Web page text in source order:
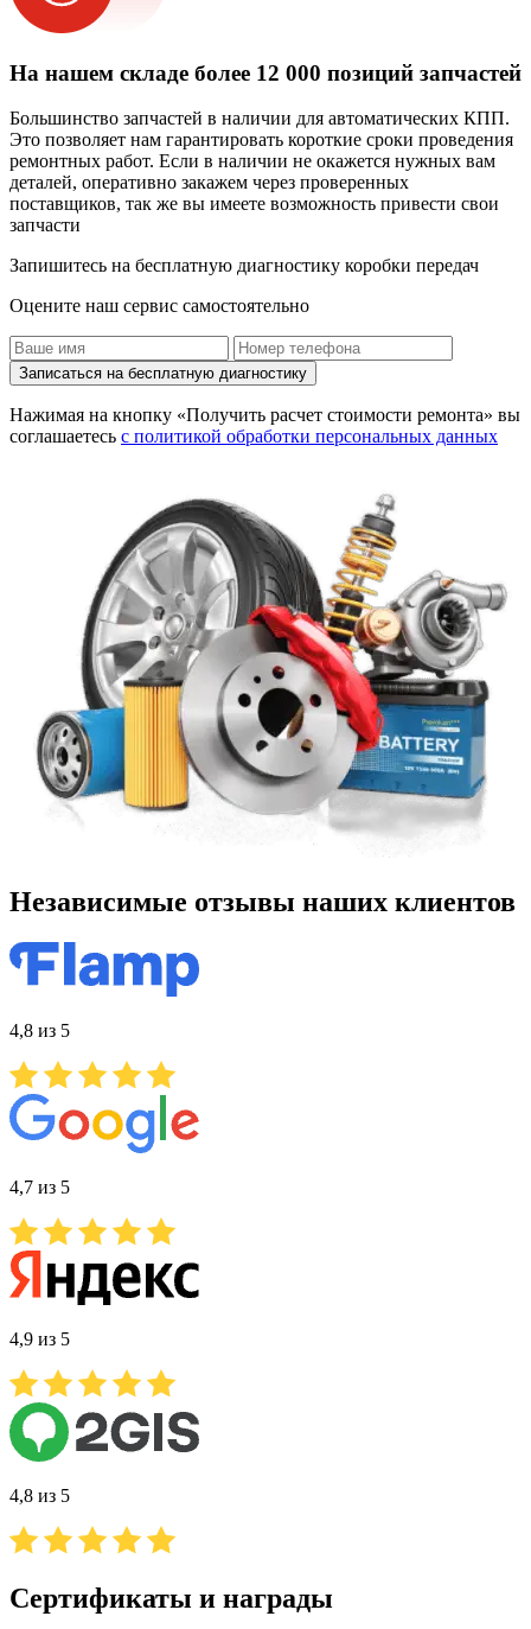
На нашем складе более 12 000 позиций запчастей
Большинство запчастей в наличии для автоматических КПП.
Это позволяет нам гарантировать короткие сроки проведения
ремонтных работ. Если в наличии не окажется нужных вам
деталей, оперативно закажем через проверенных
поставщиков, так же вы имеете возможность привести свои
запчасти
Запишитесь на бесплатную диагностику коробки передач
Оцените наш сервис самостоятельно
Записаться на бесплатную диагностику
Нажимая на кнопку «Получить расчет стоимости ремонта» вы
соглашаетесь с политикой обработки персональных данных
Независимые отзывы наших клиентов
4,8 из 5
4,7 из 5
4,9 из 5
4,8 из 5
Сертификаты и награды